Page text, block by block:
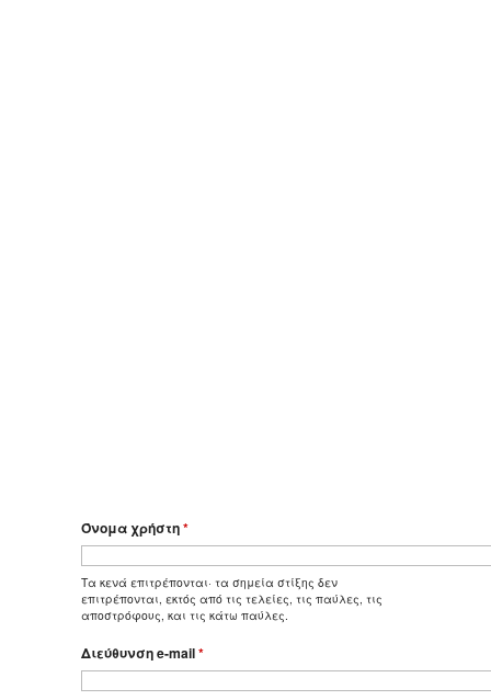
Όνομα χρήστη*
Τα κενά επιτρέπονται· τα σημεία στίξης δεν
επιτρέπονται, εκτός από τις τελείες, τις παύλες, τις
αποστρόφους, και τις κάτω παύλες.
Διεύθυνση e-mail*